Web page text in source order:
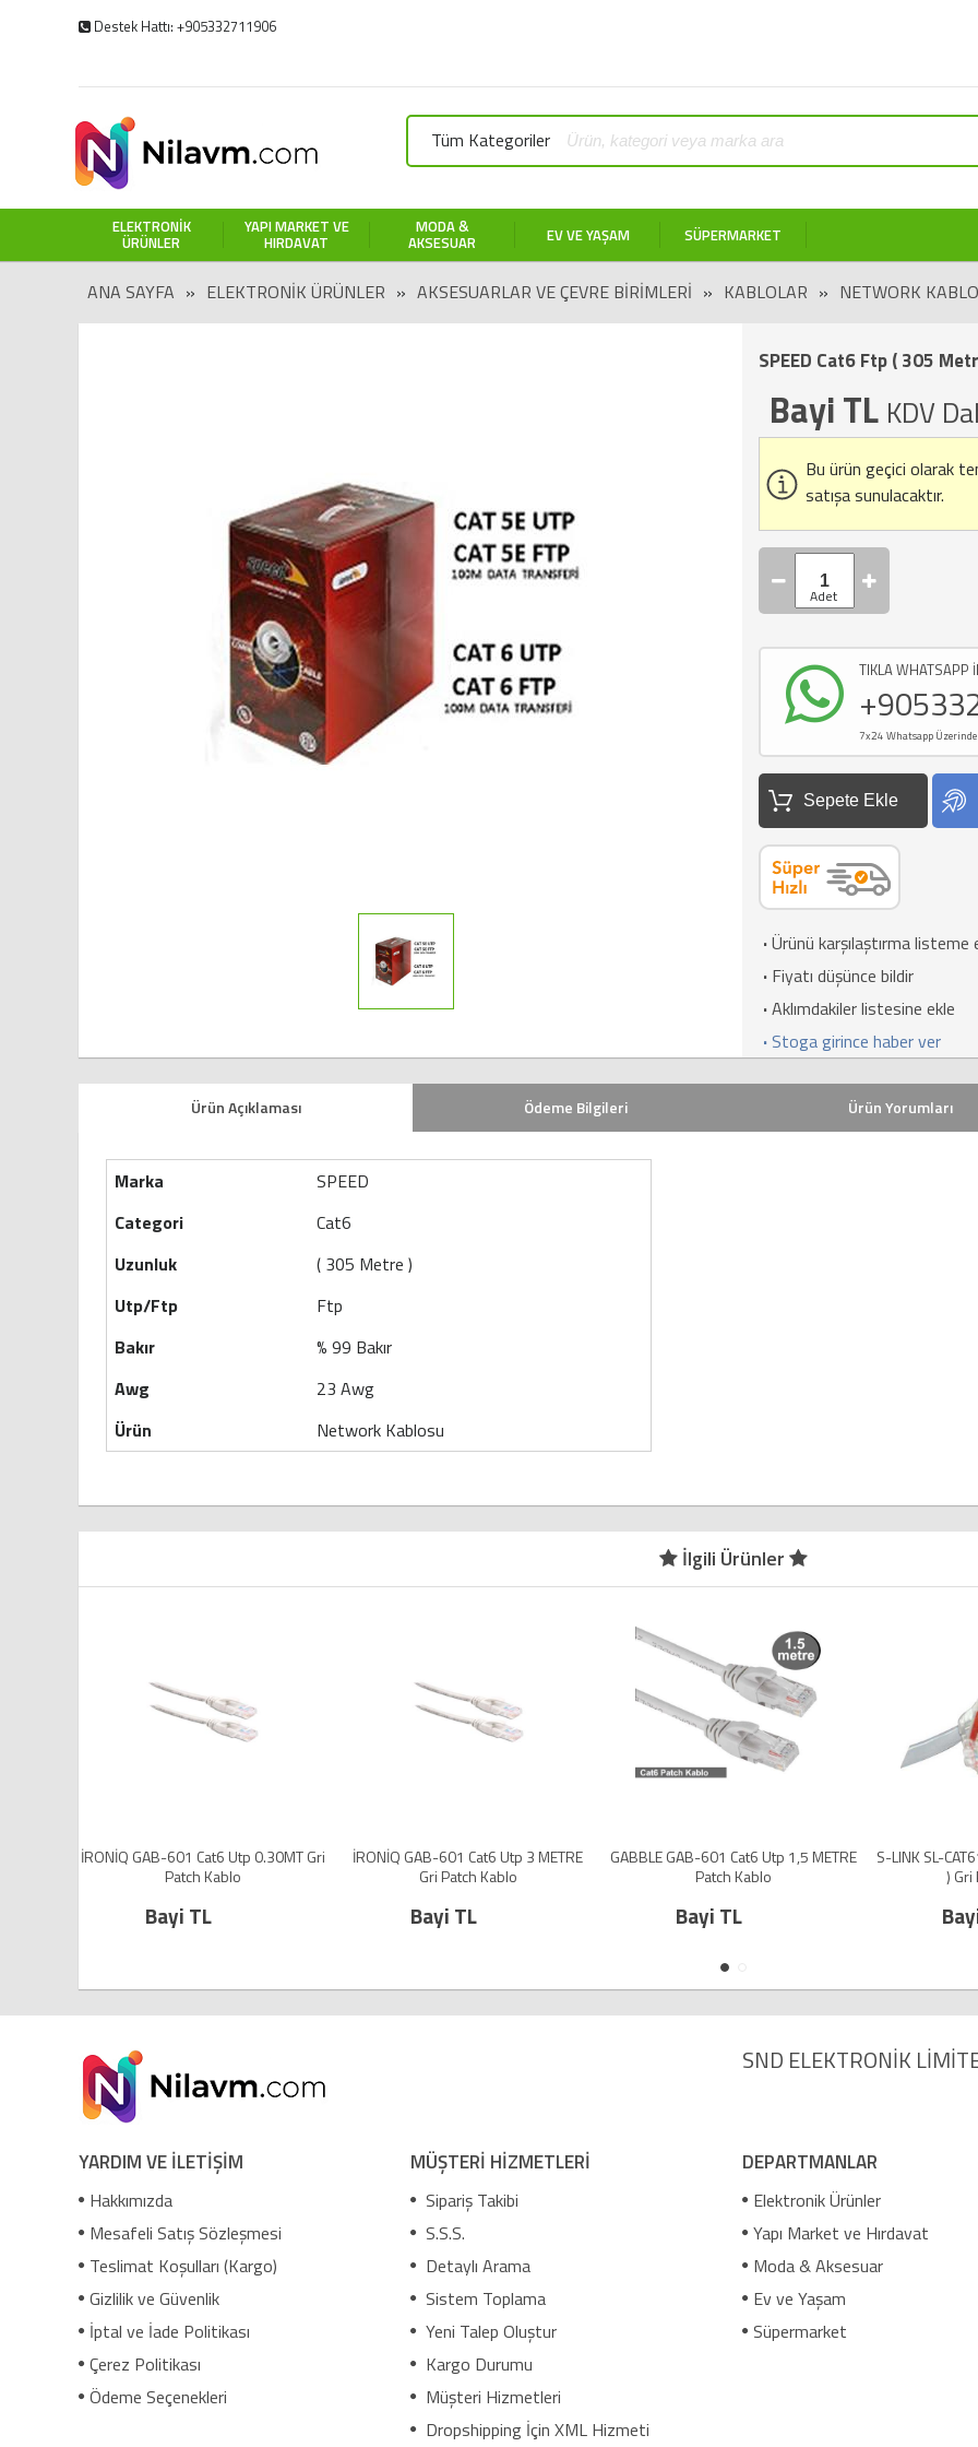
Destek Hattı: +905332711906
Tüm Kategoriler
ELEKTRONIK
ÜRÜNLER
YAPI MARKET VE
HIRDAVAT
MODA &
AKSESUAR EV VE YAŞAM SÜPERMARKET
ANA SAYFA » ELEKTRONIK ÜRÜNLER » AKSESUARLAR VE ÇEVRE BIRIMLERI » KABLOLAR » NETWORK
SPEED Cat6 Ftp ( 305
Bayi TL KDV
Bu ürün geçici olarak
satışa sunulacaktır.
TIKLA WHATSAPP
7x24 Whatsapp
Sepete Ekle
·Ürünü karşılaştırma listeme
· Fiyatı düşünce bildir
·Aklımdakiler listesine ekle
· Stoga girince haber ver
Ürün Açıklaması Ödeme Bilgileri Ürün Yorumları
Marka
SPEED
Categori
Cat6
Uzunluk
( 305 Metre )
Utp/Ftp
Ftp
Bakır
% 99 Bakır
Awg
23 Awg
Ürün
Network Kablosu
İlgili Ürünler
GAB-601 Cat6 Utp 0.30MT Gri
İRONİQ GAB-601 Cat6 Utp 3 METRE
GABBLE GAB-601 Cat6 Utp 1,5 METRE
S-LINK SL-CAT610 Cat6 Utp ( 10
SND ELEKTRONİK
YARDIM VE İLETİŞİM
Hakkımızda
Mesafeli Satış Sözleşmesi
Teslimat Koşulları (Kargo)
Gizlilik ve Güvenlik
İptal ve İade Politikası
Çerez Politikası
Ödeme Seçenekleri
MÜŞTERİ HİZMETLERİ
Sipariş Takibi
S.S.S.
Detaylı Arama
Sistem Toplama
Yeni Talep Oluştur
Kargo Durumu
Müşteri Hizmetleri
Dropshipping İçin XML Hizmeti
DEPARTMANLAR
Elektronik Ürünler
Yapı Market ve Hırdavat
Moda & Aksesuar
Ev ve Yaşam
Süpermarket